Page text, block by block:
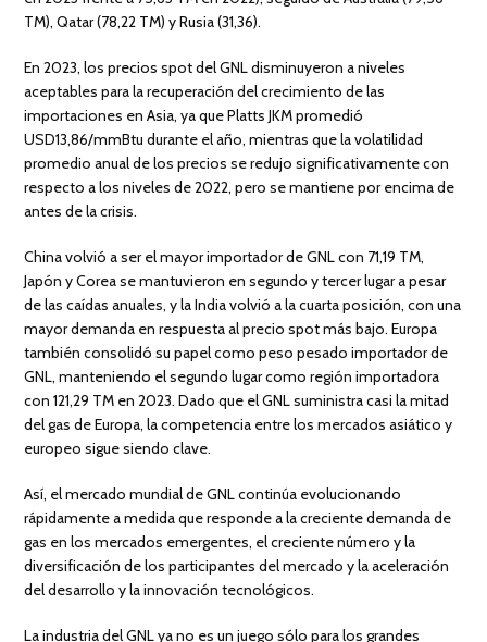
TM), Qatar (78,22 TM) y Rusia (31,36).
En 2023, los precios spot del GNL disminuyeron a niveles
aceptables para la recuperación del crecimiento de las
importaciones en Asia, ya que Platts JKM promedió
USD13,86/mmBtu durante el año, mientras que la volatilidad
promedio anual de los precios se redujo significativamente con
respecto a los niveles de 2022, pero se mantiene por encima de
antes de la crisis.
China volvió a ser el mayor importador de GNL con 71,19 TM,
Japón y Corea se mantuvieron en segundo y tercer lugar a pesar
de las caídas anuales, y la India volvió a la cuarta posición, con una
mayor demanda en respuesta al precio spot más bajo. Europa
también consolidó su papel como peso pesado importador de
GNL, manteniendo el segundo lugar como región importadora
con 121,29 TM en 2023. Dado que el GNL suministra casi la mitad
del gas de Europa, la competencia entre los mercados asiático y
europeo sigue siendo clave.
Así, el mercado mundial de GNL continúa evolucionando
rápidamente a medida que responde a la creciente demanda de
gas en los mercados emergentes, el creciente número y la
diversificación de los participantes del mercado y la aceleración
del desarrollo y la innovación tecnológicos.
La industria del GNL ya no es un juego sólo para los grandes